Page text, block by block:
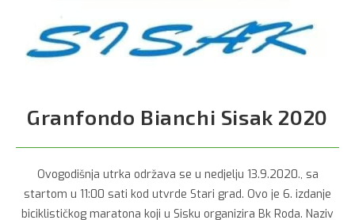
Granfondo Bianchi Sisak 2020
Ovogodišnja utrka održava se u nedjelju 13.9.2020., sa
startom u 11:00 sati kod utvrde Stari grad. Ovo je 6. izdanje
biciklističkog maratona koji u Sisku organizira Bk Roda. Naziv